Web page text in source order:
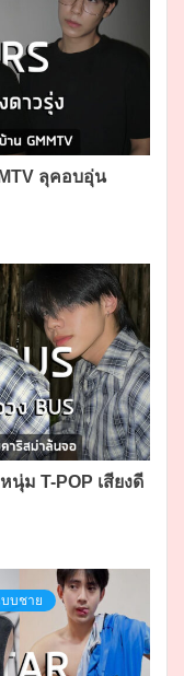
ลุคอบอุ่น
นุ่ม T-POP เสียงดี
บชาย